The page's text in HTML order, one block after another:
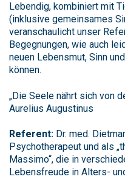
Lebendig, kombiniert mit
(inklusive gemeinsames
veranschaulicht unser
Begegnungen, wie auch
neuen Lebensmut, Sinn
können.
„Die Seele nährt sich von
Aurelius Augustinus
Referent: Dr. med.
Psychotherapeut und als
Massimo“, die in
Lebensfreude in Alters-